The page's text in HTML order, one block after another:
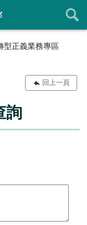
型正義業務專區
回上一頁
詢